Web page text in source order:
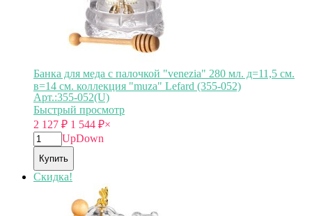
Банка для меда с палочкой "venezia" 280 мл. д=11,5 см.
в=14 см. коллекция "muza" Lefard (355-052)
Арт.:355-052(U)
Быстрый просмотр
2 127 ₽ 1 544 ₽×
UpDown
Купить
Скидка!